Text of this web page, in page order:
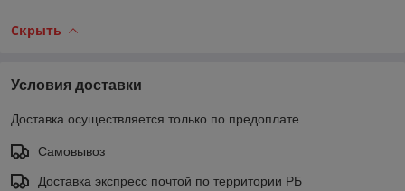
Скрыть
Условия доставки
Доставка осуществляется только по предоплате.
Самовывоз
Доставка экспресс почтой по территории РБ